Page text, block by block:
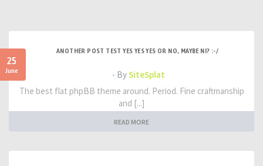
25
June
ANOTHER POST TEST YES YES YES OR NO, MAYBE NI? :-/
- BySiteSplat
The best flat phpBB theme around. Period. Fine craftmanship
and [...]
READ MORE